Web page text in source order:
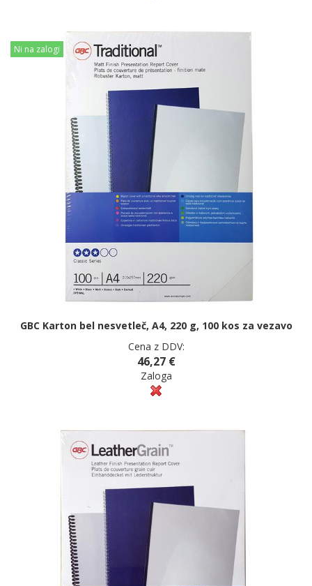
Ni na zalogi
GBC Karton bel nesvetleč, A4, 220 g, 100 kos za vezavo
Cena z DDV:
46,27 €
Zaloga